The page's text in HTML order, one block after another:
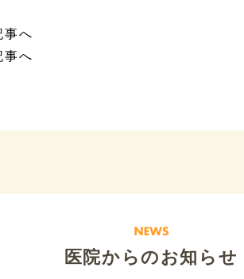
事へ
事へ
医院からのお知らせ